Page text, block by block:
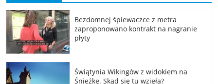
Bezdomnej śpiewaczce z metra
zaproponowano kontrakt na nagranie
płyty
Świątynia Wikingów z widokiem na
Śnieżkę. Skąd się tu wzięła?